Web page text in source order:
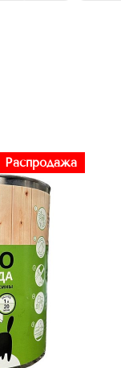
Распродажа